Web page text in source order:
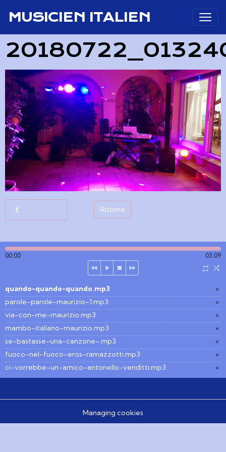
MUSICIEN ITALIEN
Ritorno
00:00 03:09
×
quando-quando-quando.mp3
×
parole-parole-maurizio-1.mp3
×
via-con-me-maurizio.mp3
×
mambo-italiano-maurizio.mp3
×
se-bastasse-una-canzone-.mp3
×
fuoco-nel-fuoco-eros-ramazzotti.mp3
×
ci-vorrebbe-un-amico-antonello-venditti.mp3
Managing cookies